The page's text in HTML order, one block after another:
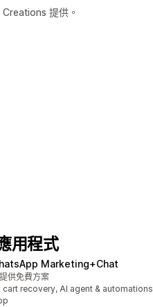
提供。
用程式
Marketing+Chat
價
提供免費方案
recovery, AI agent & automations